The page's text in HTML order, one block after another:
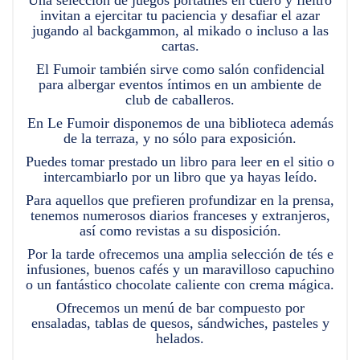
invitan a ejercitar tu paciencia y desafiar el azar
jugando al backgammon, al mikado o incluso a las
cartas.
El Fumoir también sirve como salón confidencial
para albergar eventos íntimos en un ambiente de
club de caballeros.
En Le Fumoir disponemos de una biblioteca además
de la terraza, y no sólo para exposición.
Puedes tomar prestado un libro para leer en el sitio o
intercambiarlo por un libro que ya hayas leído.
Para aquellos que prefieren profundizar en la prensa,
tenemos numerosos diarios franceses y extranjeros,
así como revistas a su disposición.
Por la tarde ofrecemos una amplia selección de tés e
infusiones, buenos cafés y un maravilloso capuchino
o un fantástico chocolate caliente con crema mágica.
Ofrecemos un menú de bar compuesto por
ensaladas, tablas de quesos, sándwiches, pasteles y
helados.